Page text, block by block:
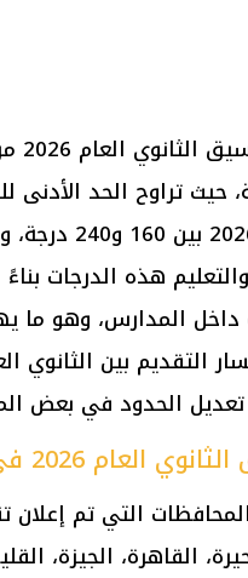
حيث تراوح الحد الأدنى
2026/
والتعليم هذه الدرجات
داخل المدارس، وهو ما
التقديم بين الثانوي
الحدود في بعض
العام 2026 في المحافظات
التي تم إعلان
القاهرة، الجيزة،